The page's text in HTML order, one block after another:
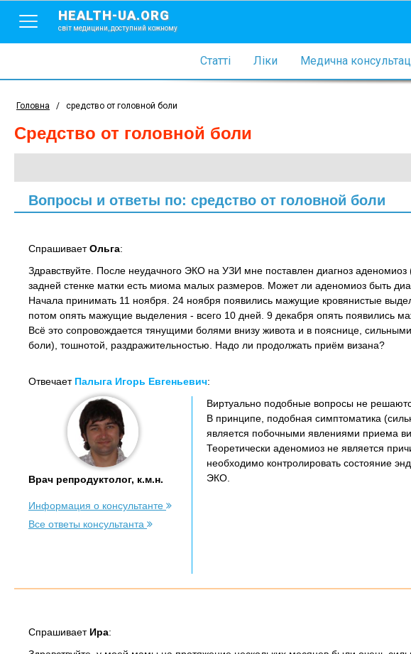
HEALTH-UA.ORG
світ медицини, доступний кожному
Статті Ліки Медична
Головна / средство от головной боли
средство от головной боли
Вопросы и ответы по: средство от головной боли
СпрашиваетОльга:
Здравствуйте. После неудачного ЭКО на УЗИ мне поставлен диагноз
задней стенке матки есть миома малых размеров. Может ли аденомиоз быть
Начала принимать 11 ноября. 24 ноября появились мажущие кровянистые
потом опять мажущие выделения - всего 10 дней. 9 декабря опять появились
Всё это сопровождается тянущими болями внизу живота и в пояснице,
боли), тошнотой, раздражительностью. Надо ли продолжать приём визана?
Отвечает Палыга Игорь Евгеньевич:
Врач репродуктолог, к.м.н.
Информация о консультанте
Все ответы консультанта
Виртуально подобные вопросы не
В принципе, подобная симптоматика
является побочными явлениями приема
Теоретически аденомиоз не является
необходимо контролировать состояние
ЭКО.
Спрашивает Ира: